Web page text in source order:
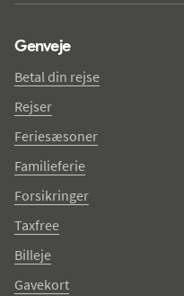
Genveje
Betal din rejse
Rejser
Feriesæsoner
Familieferie
Forsikringer
Taxfree
Billeje
Gavekort